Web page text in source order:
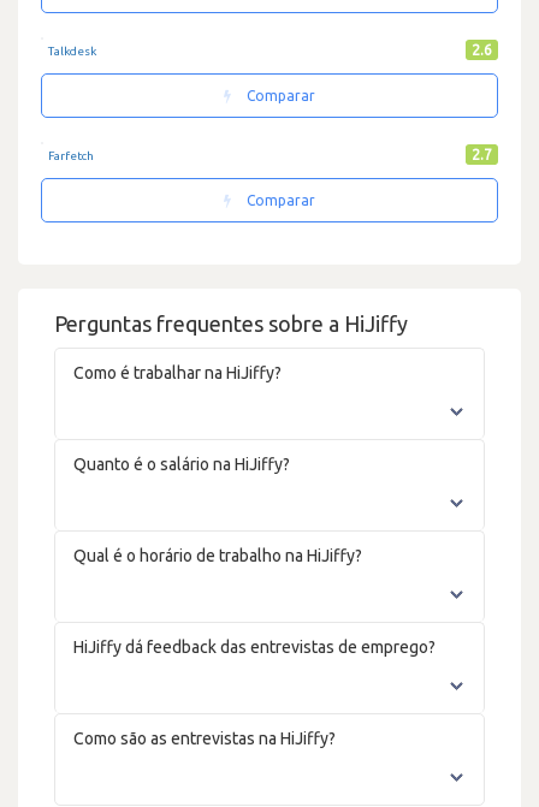
Perguntas frequentes sobre a HiJiffy
Como é trabalhar na HiJiffy?
Quanto é o salário na HiJiffy?
Qual é o horário de trabalho na HiJiffy?
HiJiffy dá feedback das entrevistas de emprego?
Como são as entrevistas na HiJiffy?
Talkdesk 2.6
Comparar
Farfetch 2.7
Comparar